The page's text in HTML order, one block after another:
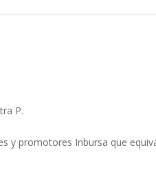
P.
y promotores Inbursa que